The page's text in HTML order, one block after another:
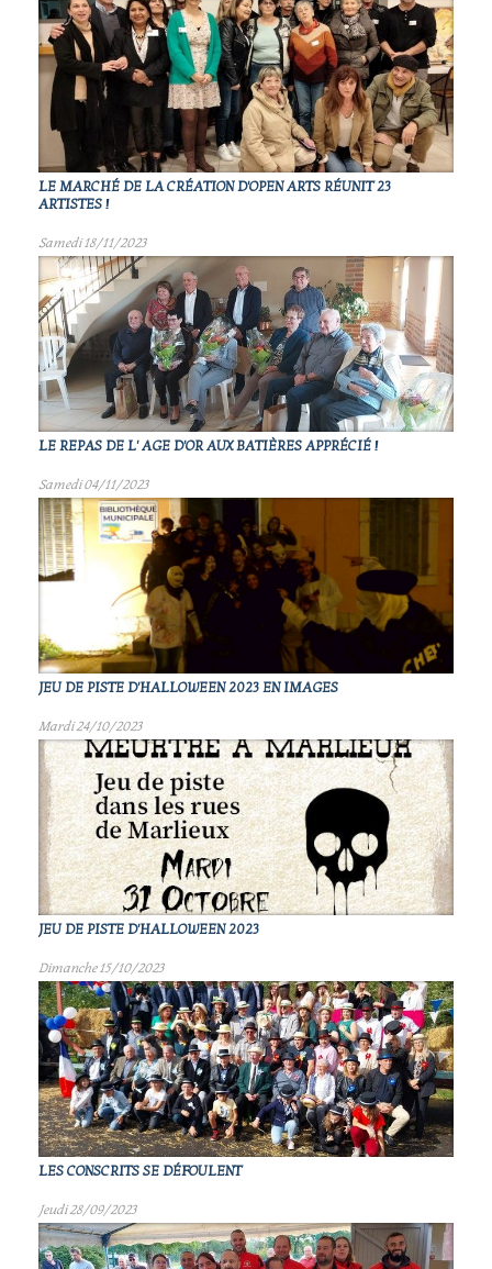
LE MARCHÉ DE LA CRÉATION D'OPEN ARTS RÉUNIT 23
ARTISTES !
Samedi 18/11/2023
LE REPAS DE L' AGE D'OR AUX BATIÈRES APPRÉCIÉ !
Samedi 04/11/2023
JEU DE PISTE D'HALLOWEEN 2023 EN IMAGES
Mardi 24/10/2023
JEU DE PISTE D'HALLOWEEN 2023
Dimanche 15/10/2023
LES CONSCRITS SE DÉFOULENT
Jeudi 28/09/2023